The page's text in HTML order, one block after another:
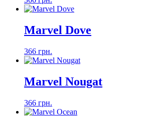
Marvel Dove
366 грн.
Marvel Nougat
366 грн.